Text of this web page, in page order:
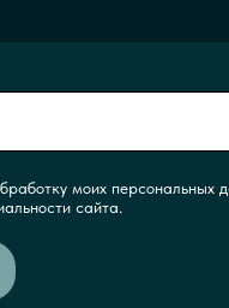
моих персональных
сайта.